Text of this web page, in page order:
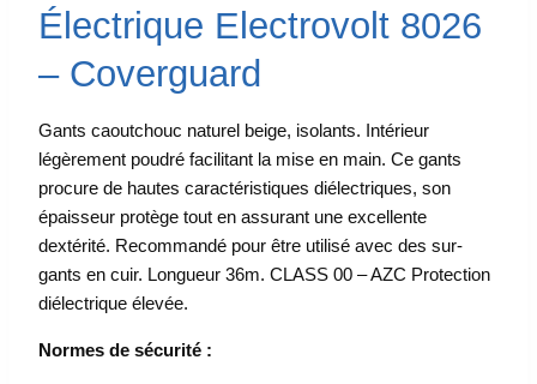
Électrique Electrovolt 8026
– Coverguard
Gants caoutchouc naturel beige, isolants. Intérieur
légèrement poudré facilitant la mise en main. Ce gants
procure de hautes caractéristiques diélectriques, son
épaisseur protège tout en assurant une excellente
dextérité. Recommandé pour être utilisé avec des sur-
gants en cuir. Longueur 36m. CLASS 00 – AZC Protection
diélectrique élevée.
Normes de sécurité :